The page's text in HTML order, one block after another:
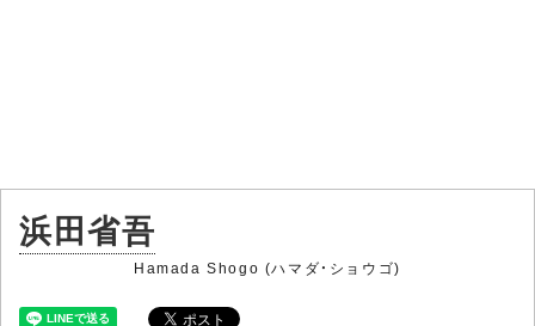
浜田省吾
Hamada Shogo (ハマダ・ショウゴ)